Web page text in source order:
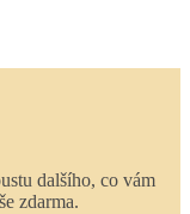
dalšího, co vám
zdarma.